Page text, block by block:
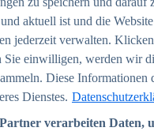
2025
aktuell ist und die
jederzeit verwalten.
Sie einwilligen, werden wir
Diese
Dienstes.
verarbeiten Daten,